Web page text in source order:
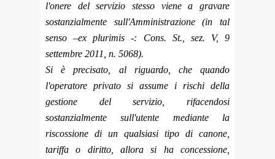
l'onere del servizio stesso viene a gravare
sostanzialmente sull'Amministrazione (in tal
senso –ex plurimis -: Cons. St., sez. V, 9
settembre 2011, n. 5068).
Si è precisato, al riguardo, che quando
l'operatore privato si assume i rischi della
gestione del servizio, rifacendosi
sostanzialmente sull'utente mediante la
riscossione di un qualsiasi tipo di canone,
tariffa o diritto, allora si ha concessione,